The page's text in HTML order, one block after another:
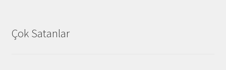
Çok Satanlar